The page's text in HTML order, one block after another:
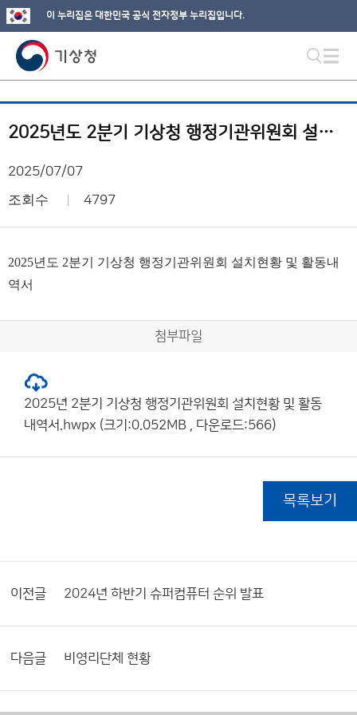
이 누리집은 대한민국 공식 전자정부 누리집입니다.
2025년도 2분기 기상청 행정기관위원회 설치현황 및 활동내역서
2025/07/07
조회수 4797
2025년도 2분기 기상청 행정기관위원회 설치현황 및 활동내
역서
첨부파일
2025년 2분기 기상청 행정기관위원회 설치현황 및 활동
내역서.hwpx (크기:0.052MB , 다운로드:566)
목록보기
이전글 2024년 하반기 슈퍼컴퓨터 순위 발표
다음글 비영리단체 현황